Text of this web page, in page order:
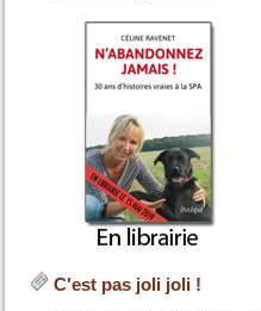
C'est pas joli joli !